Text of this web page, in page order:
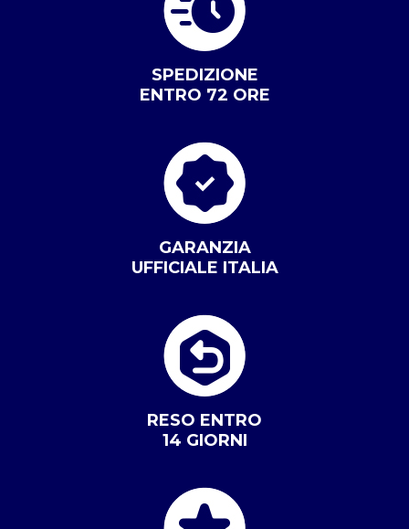
SPEDIZIONE
ENTRO 72 ORE
GARANZIA
UFFICIALE ITALIA
RESO ENTRO
14 GIORNI